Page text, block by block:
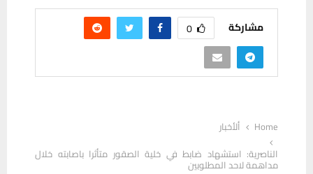
مشاركة 0
Home
ألأخبار
الناصرية: استشهاد ضابط في خلية الصقور متأثرا باصابته خلال
مداهمة لاحد المطلوبين